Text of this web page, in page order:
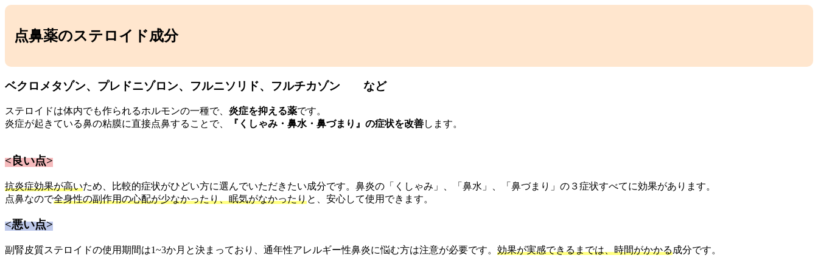
点鼻薬のステロイド成分
ベクロメタゾン、プレドニゾロン、フルニソリド、フルチカゾン など
ステロイドは体内でも作られるホルモンの一種で、 炎症を抑える薬です。
炎症が起きている鼻の粘膜に直接点鼻することで、
『くしゃみ・鼻水・鼻づまり』の症状を改善します。
<良い点>
抗炎症効果が高いため、比較的症状がひどい方に選んでいただきたい成分です。鼻炎の「くしゃみ」、「鼻水」、「鼻づまり」の３症状すべてに効果があります。
点鼻なので全身性の副作用の心配が少なかったり、眠気がなかったりと、安心して使用できます。
<悪い点>
副腎皮質ステロイドの使用期間は1~3か月と決まっており、通年性アレルギー性鼻炎に悩む方は注意が必要です。 効果が実感できるまでは、時間がかかる成分です。